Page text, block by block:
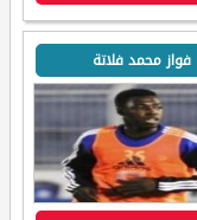
فواز محمد فلاتة